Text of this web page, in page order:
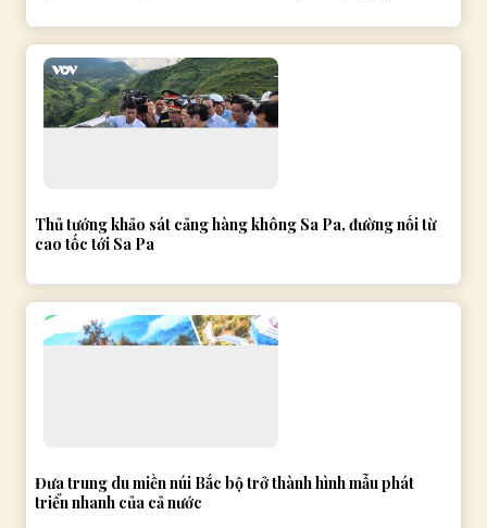
Thủ tướng khảo sát cảng hàng không Sa Pa, đường nối từ
cao tốc tới Sa Pa
Đưa trung du miền núi Bắc bộ trở thành hình mẫu phát
triển nhanh của cả nước